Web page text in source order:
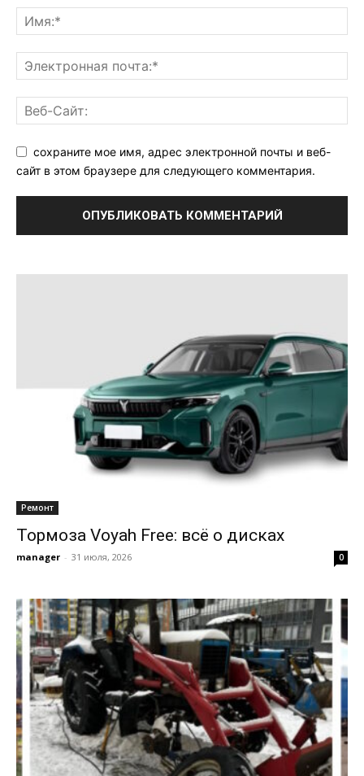
сохраните мое имя, адрес электронной почты и веб-
сайт в этом браузере для следующего комментария.
Ремонт
Тормоза Voyah Free: всё о дисках
manager - 31 июля, 2026 0